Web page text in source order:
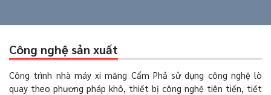
Công nghệ sản xuất
Công trình nhà máy xi măng Cẩm Phả sử dụng công nghệ lò
quay theo phương pháp khô, thiết bị công nghệ tiên tiến, tiết